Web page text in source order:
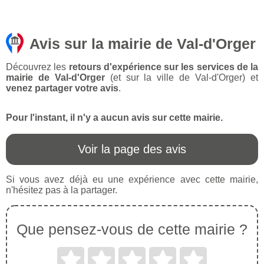
Avis sur la mairie de Val-d'Orger
Découvrez les retours d'expérience sur les services de la
mairie de Val-d'Orger(et sur la ville de Val-d'Orger) et
venez partager votre avis.
Pour l'instant, il n'y a aucun avis sur cette mairie.
Voir la page des avis
Si vous avez déjà eu une expérience avec cette mairie,
n'hésitez pas à la partager.
Que pensez-vous de cette mairie ?